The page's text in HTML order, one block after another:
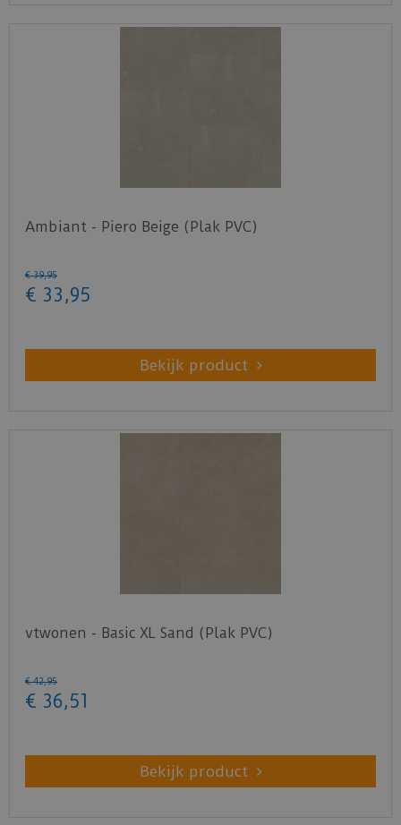
Ambiant - Piero Beige (Plak PVC)
€ 39,95
€ 33 ,95
Bekijk product
vtwonen - Basic XL Sand (Plak PVC)
€ 42,95
€ 36,51
Bekijk product